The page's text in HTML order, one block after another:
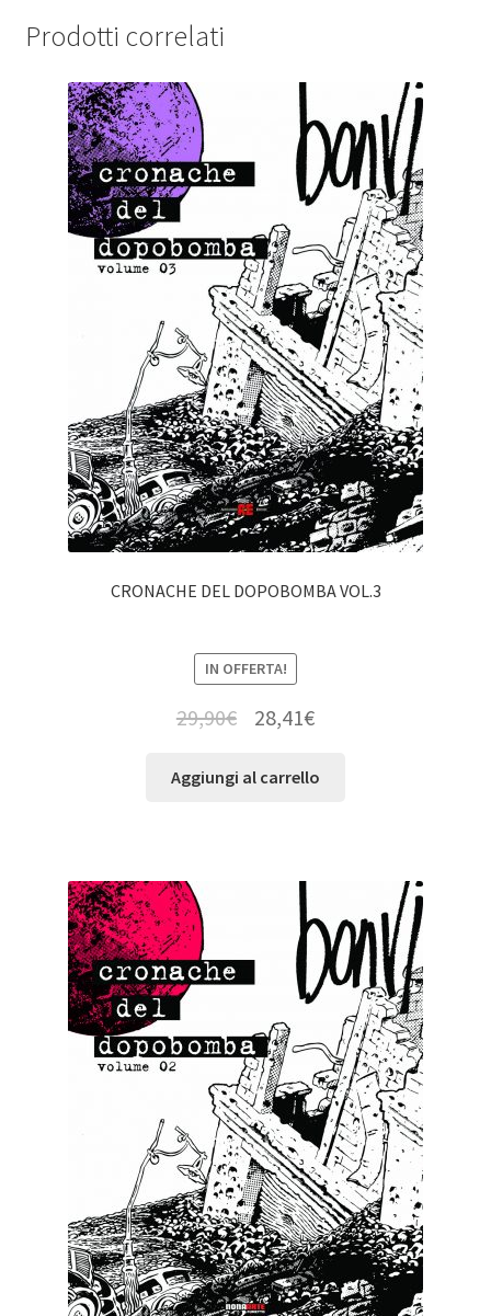
Prodotti correlati
CRONACHE DEL DOPOBOMBA VOL.3
IN OFFERTA!
29,90€ 28,41€
Aggiungi al carrello